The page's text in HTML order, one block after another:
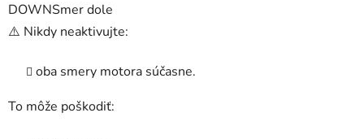
DOWNSmer dole
⚠️ Nikdy neaktivujte:
oba smery motora súčasne.
To môže poškodiť: